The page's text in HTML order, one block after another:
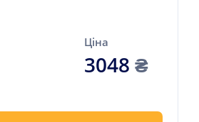
Ціна
3048₴